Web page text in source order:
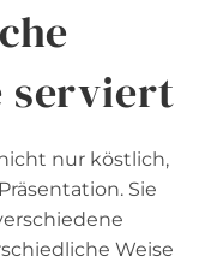
serviert
nur köstlich,
Sie
Weise